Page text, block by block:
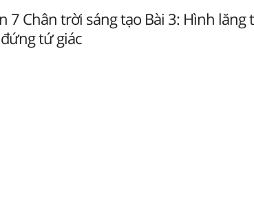
7 Chân trời sáng tạo Bài 3: Hình
tứ giác